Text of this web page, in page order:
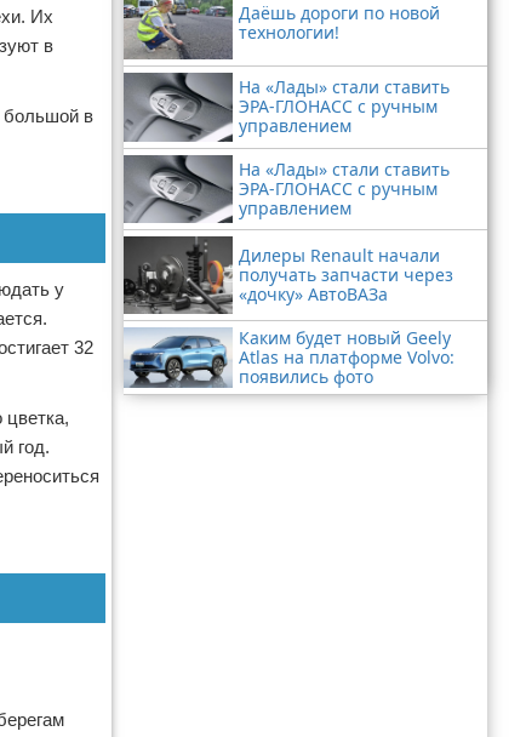
Их
в
большой в
у
32
цветка,
год.
Даёшь дороги по новой
технологии!
На «Лады» стали ставить
ЭРА-ГЛОНАСС с ручным
управлением
На «Лады» стали ставить
ЭРА-ГЛОНАСС с ручным
управлением
Дилеры Renault начали
получать запчасти через
«дочку» АвтоВАЗа
Каким будет новый Geely
Atlas на платформе Volvo:
появились фото